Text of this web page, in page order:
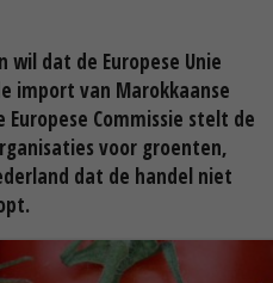
wil dat de Europese Unie
import van Marokkaanse
Commissie stelt de
voor groenten,
dat de handel niet